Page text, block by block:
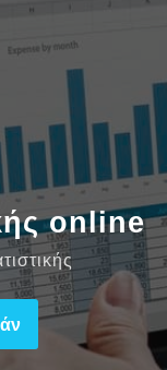
online